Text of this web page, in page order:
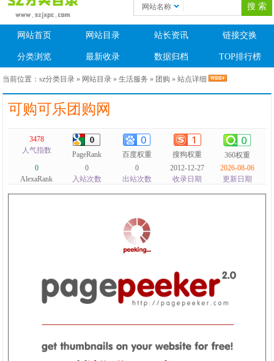
网站名称
网站首页 网站目录 站长资讯 链接交换
分类浏览 最新收录 数据归档 TOP排行榜
当前位置：sz分类目录 » 网站目录 »生活服务 » 团购 » 站点详细
可购可乐团购网
3478
人气指数
PageRank 百度权重 搜狗权重
360权重
0
AlexaRank
0
入站次数
0
出站次数
2012-12-27
收录日期
2026-08-06
更新日期